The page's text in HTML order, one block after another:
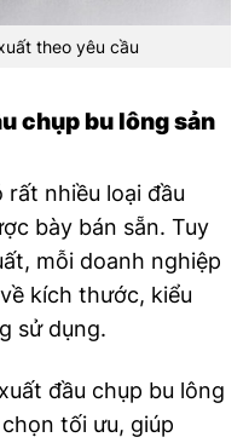
theo yêu cầu
chụp bu lông sản
nhiều loại đầu
bày bán sẵn. Tuy
mỗi doanh nghiệp
kích thước, kiểu
sử dụng.
đầu chụp bu lông
tối ưu, giúp